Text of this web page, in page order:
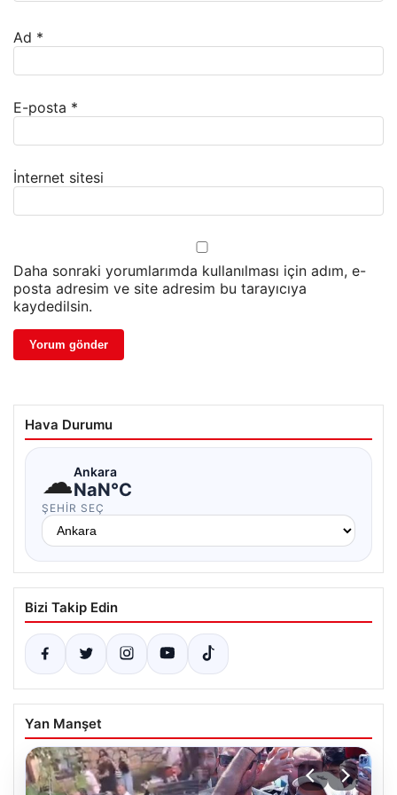
Ad *
E-posta *
İnternet sitesi
Daha sonraki yorumlarımda kullanılması için adım, e-
posta adresim ve site adresim bu tarayıcıya
kaydedilsin.
Hava Durumu
☁Ankara
NaN°C
ŞEHIR SEÇ
Bizi Takip Edin
Yan Manşet